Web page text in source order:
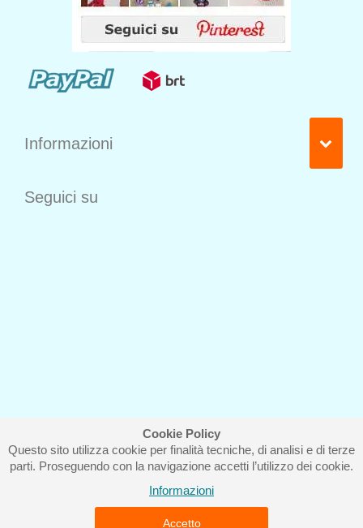
Cookie Policy
Questo sito utilizza cookie per finalità tecniche, di analisi e di terze
parti. Proseguendo con la navigazione accetti l’utilizzo dei cookie.
Informazioni
Accetto
Informazioni
Seguici su
Iscriviti alla nostra newsletter